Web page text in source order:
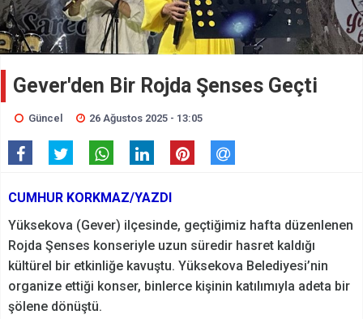
Gever'den Bir Rojda Şenses Geçti
Güncel 26 Ağustos 2025 - 13:05
CUMHUR KORKMAZ/YAZDI
Yüksekova (Gever) ilçesinde, geçtiğimiz hafta düzenlenen
Rojda Şenses konseriyle uzun süredir hasret kaldığı
kültürel bir etkinliğe kavuştu. Yüksekova Belediyesi’nin
organize ettiği konser, binlerce kişinin katılımıyla adeta bir
şölene dönüştü.